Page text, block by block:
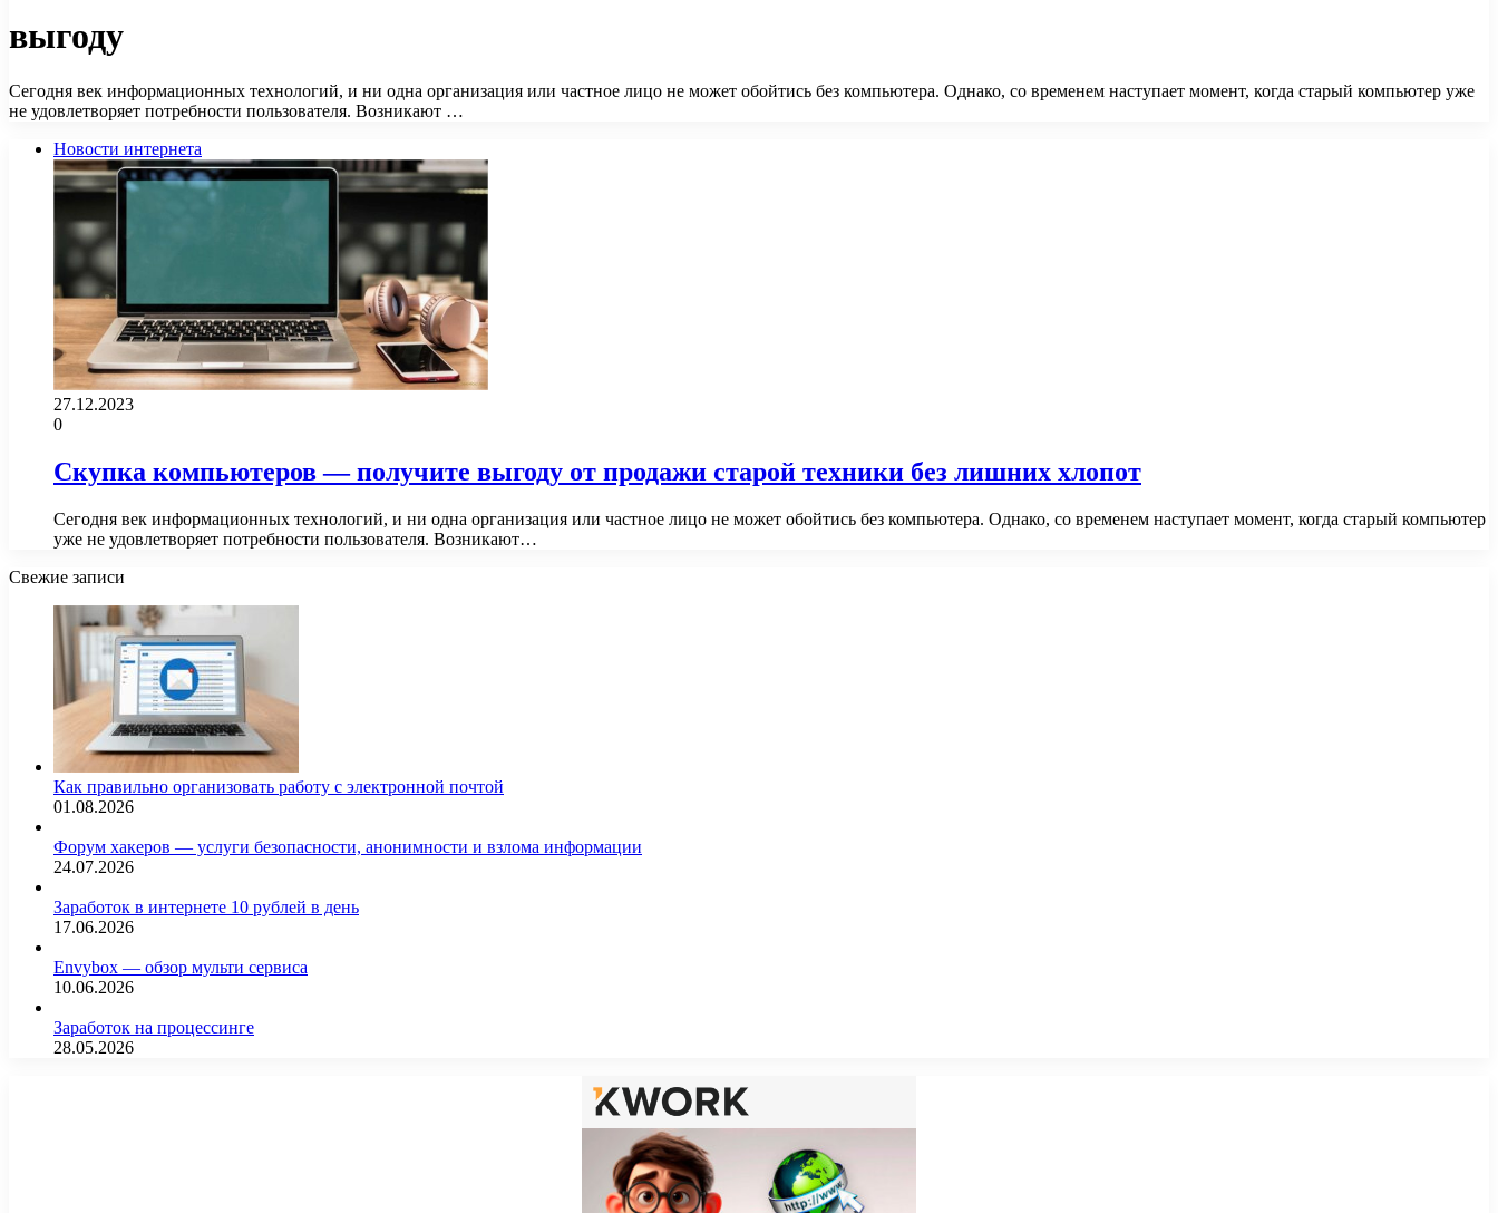
выгоду
Сегодня век информационных технологий, и ни одна организация или частное лицо не может обойтись без компьютера. Однако, со временем наступает момент, когда старый компьютер уже
не удовлетворяет потребности пользователя. Возникают …
Новости интернета
27.12.2023
0
Скупка компьютеров — получите выгоду от продажи старой техники без лишних хлопот
Сегодня век информационных технологий, и ни одна организация или частное лицо не может обойтись без компьютера. Однако, со временем наступает момент, когда старый компьютер
уже не удовлетворяет потребности пользователя. Возникают…
Свежие записи
Как правильно организовать работу с электронной почтой
01.08.2026
Форум хакеров — услуги безопасности, анонимности и взлома информации
24.07.2026
Заработок в интернете 10 рублей в день
17.06.2026
Envybox — обзор мульти сервиса
10.06.2026
Заработок на процессинге
28.05.2026